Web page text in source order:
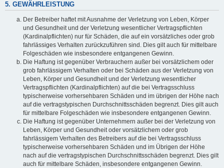
5. GEWÄHRLEISTUNG
Der Betreiber haftet mit Ausnahme der Verletzung von Leben, Körper
und Gesundheit und der Verletzung wesentlicher Vertragspflichten
(Kardinalpflichten) nur für Schäden, die auf ein vorsätzliches oder grob
fahrlässiges Verhalten zurückzuführen sind. Dies gilt auch für mittelbare
Folgeschäden wie insbesondere entgangenen Gewinn.
Die Haftung ist gegenüber Verbrauchern außer bei vorsätzlichem oder
grob fahrlässigem Verhalten oder bei Schäden aus der Verletzung von
Leben, Körper und Gesundheit und der Verletzung wesentlicher
Vertragspflichten (Kardinalpflichten) auf die bei Vertragsschluss
typischerweise vorhersehbaren Schäden und im übrigen der Höhe nach
auf die vertragstypischen Durchschnittsschäden begrenzt. Dies gilt auch
für mittelbare Folgeschäden wie insbesondere entgangenen Gewinn.
Die Haftung ist gegenüber Unternehmern außer bei der Verletzung von
Leben, Körper und Gesundheit oder vorsätzlichem oder grob
fahrlässigem Verhalten des Betreibers auf die bei Vertragsschluss
typischerweise vorhersehbaren Schäden und im Übrigen der Höhe
nach auf die vertragstypischen Durchschnittsschäden begrenzt. Dies gilt
auch für mittelbare Schäden, insbesondere entgangenen Gewinn.